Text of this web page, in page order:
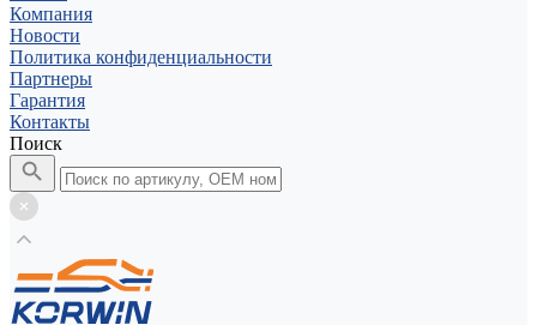
Компания
Новости
Политика конфиденциальности
Партнеры
Гарантия
Контакты
Поиск